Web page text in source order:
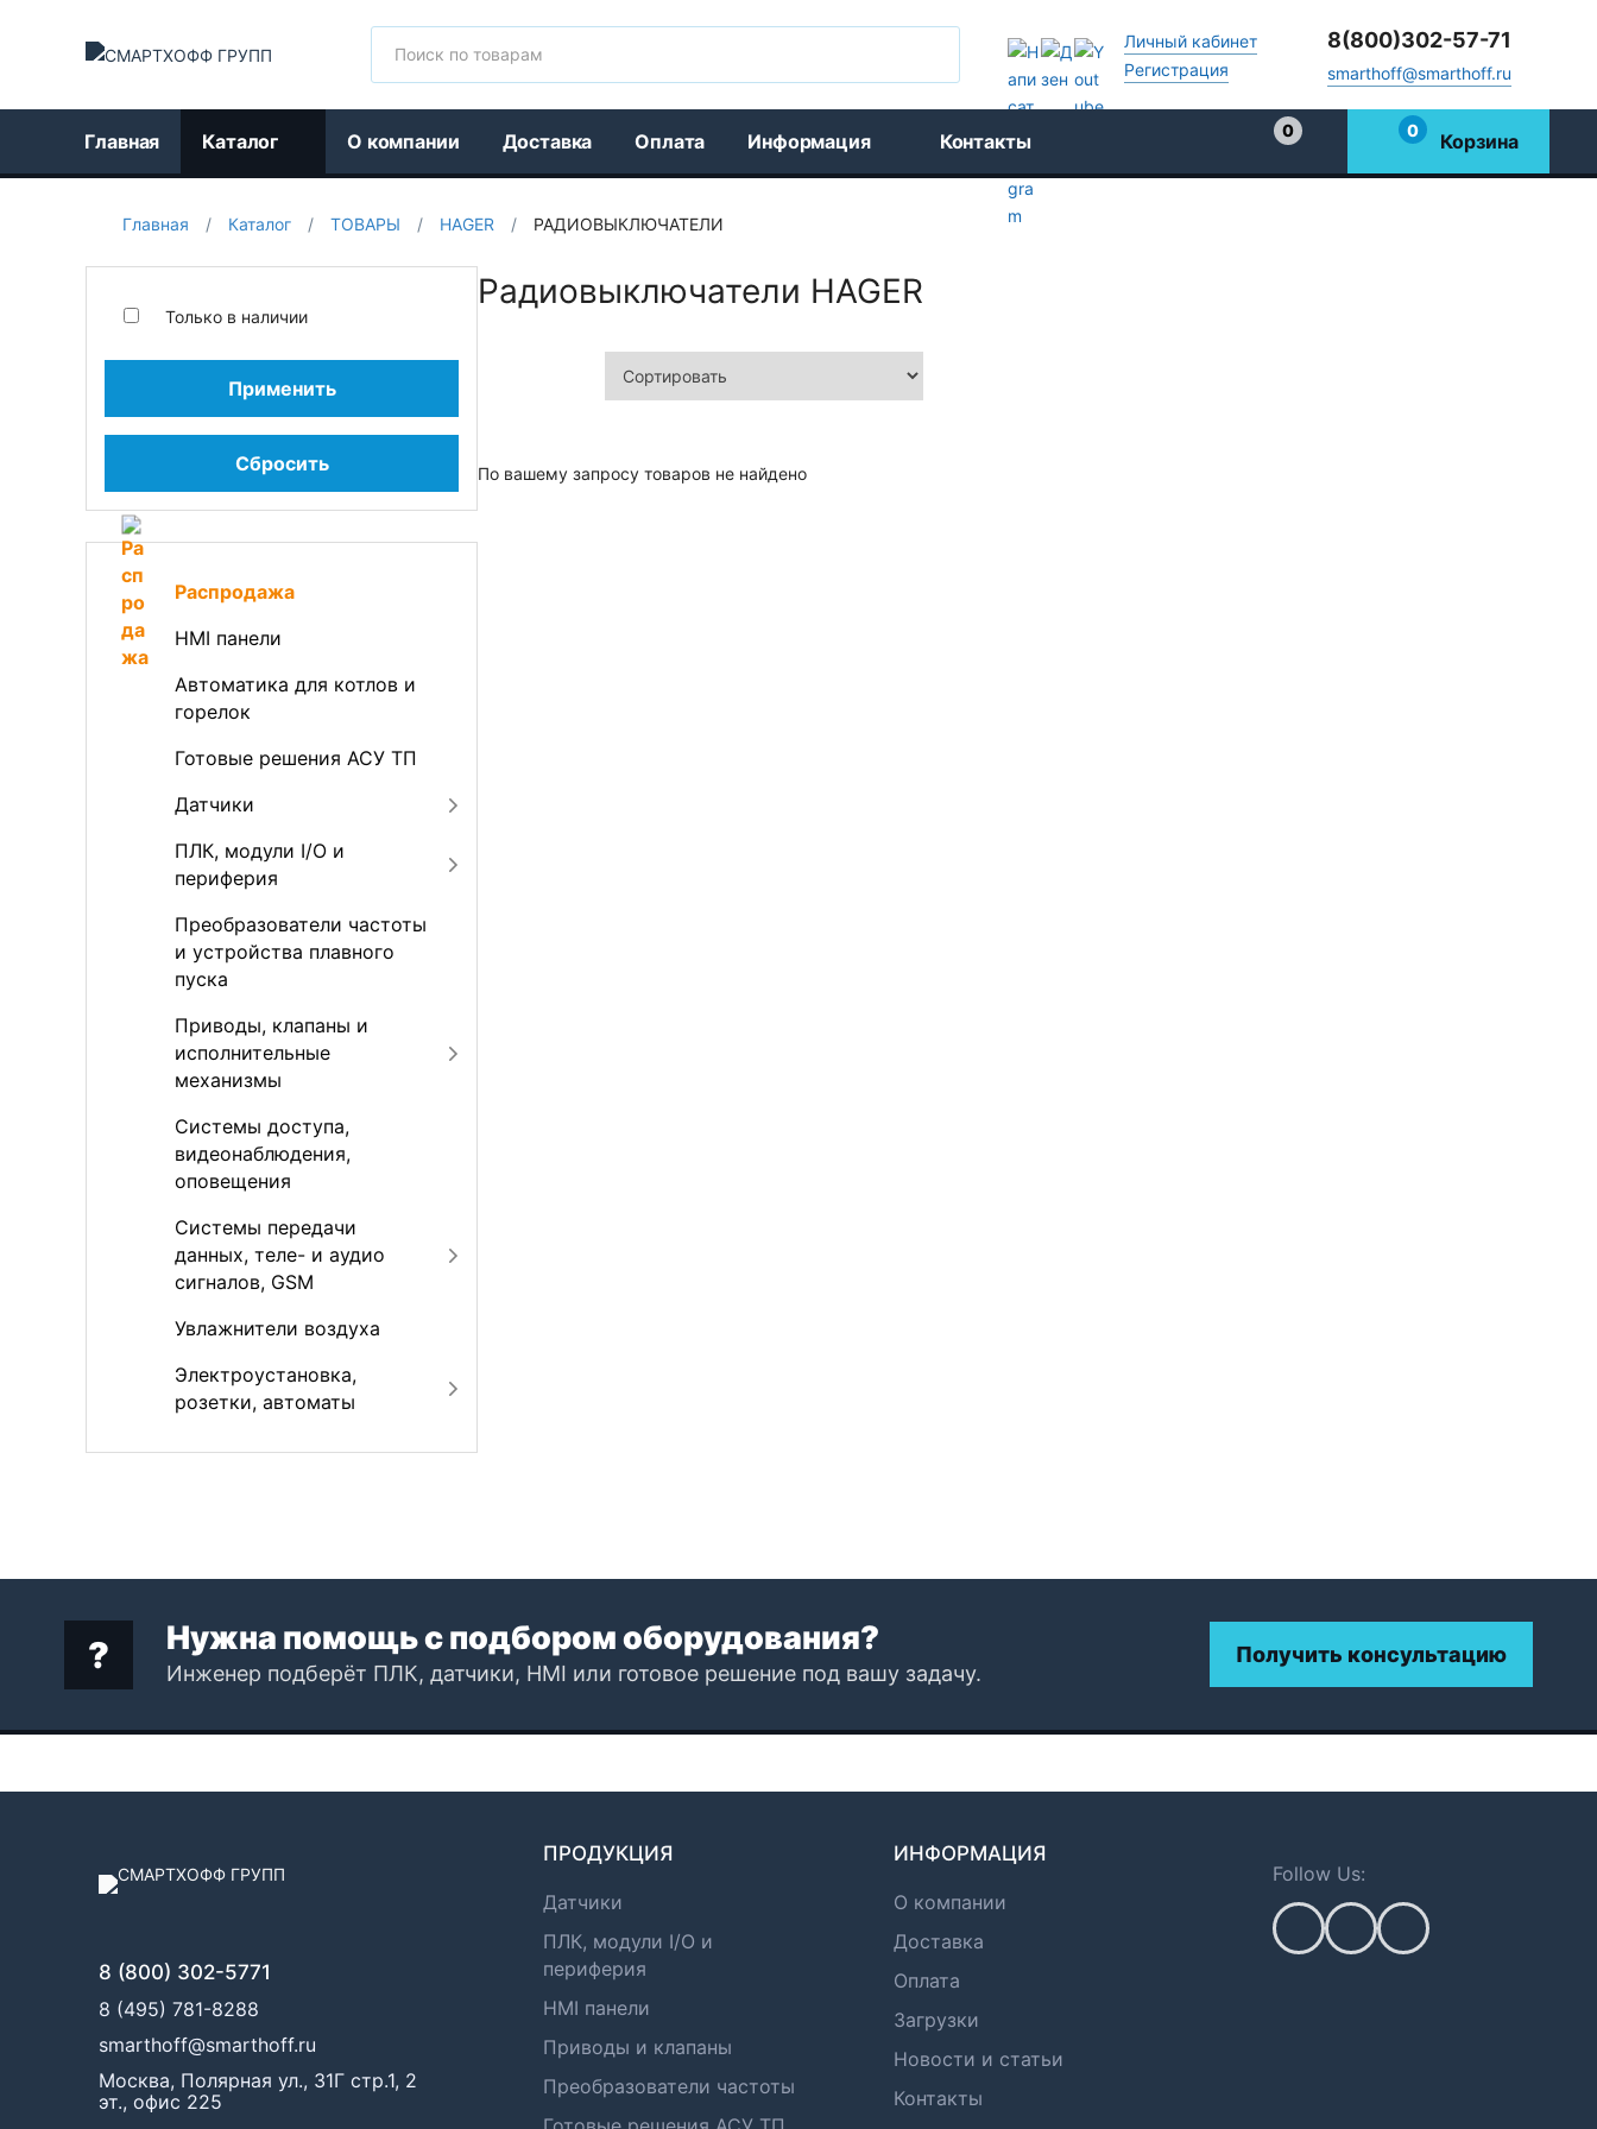
Личный кабинет
Регистрация
8(800)302-57-71
smarthoff@smarthoff.ru
Главная Каталог О компании Доставка Оплата Информация Контакты
0
0 Корзина
Главная / Каталог / ТОВАРЫ / HAGER / РАДИОВЫКЛЮЧАТЕЛИ
Только в наличии
Применить
Сбросить
Распродажа
HMI панели
Автоматика для котлов и
горелок
Готовые решения АСУ ТП
Датчики
ПЛК, модули I/O и
периферия
Преобразователи частоты
и устройства плавного
пуска
Приводы, клапаны и
исполнительные
механизмы
Системы доступа,
видеонаблюдения,
оповещения
Системы передачи
данных, теле- и аудио
сигналов, GSM
Увлажнители воздуха
Электроустановка,
розетки, автоматы
Радиовыключатели HAGER
По вашему запросу товаров не найдено
Нужна помощь с подбором оборудования?
Инженер подберёт ПЛК, датчики, HMI или готовое решение под вашу задачу.
Получить консультацию
8 (800) 302-5771
8 (495) 781-8288
smarthoff@smarthoff.ru
Москва, Полярная ул., 31Г стр.1, 2
эт., офис 225
ПРОДУКЦИЯ
Датчики
ПЛК, модули I/O и
периферия
HMI панели
Приводы и клапаны
Преобразователи частоты
ИНФОРМАЦИЯ
О компании
Доставка
Оплата
Загрузки
Новости и статьи
Контакты
Follow Us: